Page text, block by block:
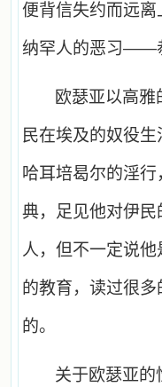
便背信失约而远
纳罕人的恶习——
欧瑟亚以高
民在埃及的奴役
哈耳培曷尔的淫
典，足见他对伊
人，但不一定说
的教育，读过很
的。
关于欧瑟亚的